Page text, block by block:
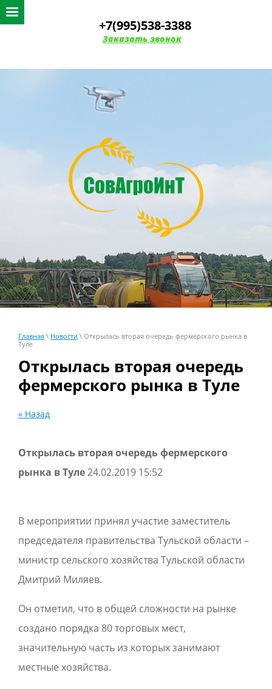
+7(995)538-3388
Заказать звонок
Главная \ Новости \ Открылась вторая очередь фермерского рынка в
Туле
Открылась вторая очередь
фермерского рынка в Туле
« Назад
Открылась вторая очередь фермерского
рынка в Туле24.02.2019 15:52
В мероприятии принял участие заместитель
председателя правительства Тульской области –
министр сельского хозяйства Тульской области
Дмитрий Миляев.
Он отметил, что в общей сложности на рынке
создано порядка 80 торговых мест,
значительную часть из которых занимают
местные хозяйства.